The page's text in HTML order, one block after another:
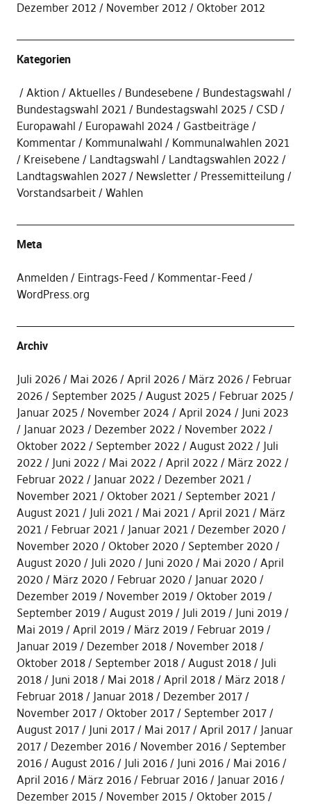
Dezember 2012
November 2012 Oktober 2012
Kategorien
Aktion Aktuelles Bundesebene
Bundestagswahl
Bundestagswahl 2021
Bundestagswahl 2025
CSD
Europawahl
Europawahl 2024
Gastbeiträge
Kommentar
Kommunalwahl
Kommunalwahlen 2021
Kreisebene
Landtagswahl
Landtagswahlen 2022
Landtagswahlen 2027
Newsletter
Pressemitteilung
Vorstandsarbeit
Wahlen
Meta
Anmelden Eintrags-Feed
Kommentar-Feed
WordPress.org
Archiv
Juli 2026 Mai 2026 April 2026 März 2026
Februar
2026
September 2025 August 2025
Februar 2025
Januar 2025
November 2024 April 2024
Juni 2023
Januar 2023
Dezember 2022
November 2022
Oktober 2022
September 2022 August 2022
Juli
2022
Juni 2022 Mai 2022 April 2022
März 2022
Februar 2022
Januar 2022
Dezember 2021
November 2021
Oktober 2021
September 2021
August 2021
Juli 2021 Mai 2021 April 2021
März
2021
Februar 2021 Januar 2021
Dezember 2020
November 2020
Oktober 2020
September 2020
August 2020
Juli 2020 Juni 2020 Mai 2020
April
2020
März 2020 Februar 2020
Januar 2020
Dezember 2019
November 2019
Oktober 2019
September 2019
August 2019 Juli 2019
Juni 2019
Mai 2019
April 2019 März 2019
Februar 2019
Januar 2019
Dezember 2018
November 2018
Oktober 2018
September 2018 August 2018
Juli
2018
Juni 2018 Mai 2018 April 2018
März 2018
Februar 2018
Januar 2018
Dezember 2017
November 2017
Oktober 2017
September 2017
August 2017
Juni 2017 Mai 2017 April 2017
Januar
2017
Dezember 2016 November 2016
September
2016
August 2016 Juli 2016 Juni 2016
Mai 2016
April 2016
März 2016 Februar 2016
Januar 2016
Dezember 2015
November 2015
Oktober 2015